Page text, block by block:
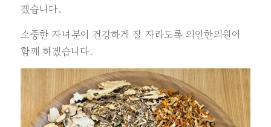
겠습니다.
소중한 자녀분이 건강하게 잘 자라도록 의인한의원이
함께 하겠습니다.